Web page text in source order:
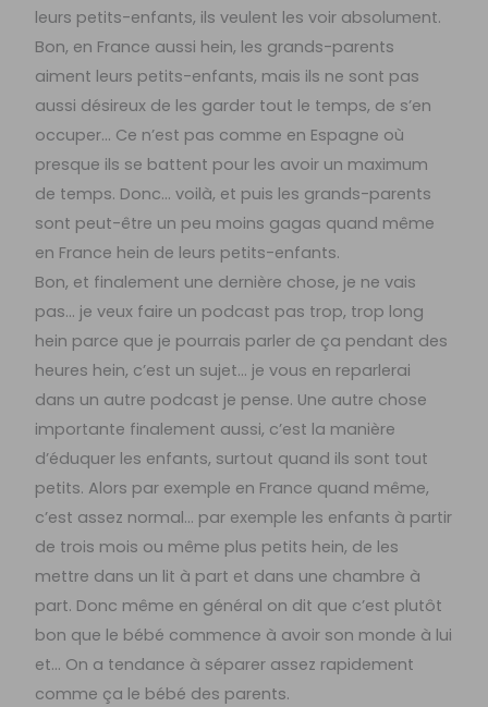
leurs petits-enfants, ils veulent les voir absolument.
Bon, en France aussi hein, les grands-parents
aiment leurs petits-enfants, mais ils ne sont pas
aussi désireux de les garder tout le temps, de s’en
occuper… Ce n’est pas comme en Espagne où
presque ils se battent pour les avoir un maximum
de temps. Donc… voilà, et puis les grands-parents
sont peut-être un peu moins gagas quand même
en France hein de leurs petits-enfants.
Bon, et finalement une dernière chose, je ne vais
pas… je veux faire un podcast pas trop, trop long
hein parce que je pourrais parler de ça pendant des
heures hein, c’est un sujet… je vous en reparlerai
dans un autre podcast je pense. Une autre chose
importante finalement aussi, c’est la manière
d’éduquer les enfants, surtout quand ils sont tout
petits. Alors par exemple en France quand même,
c’est assez normal… par exemple les enfants à partir
de trois mois ou même plus petits hein, de les
mettre dans un lit à part et dans une chambre à
part. Donc même en général on dit que c’est plutôt
bon que le bébé commence à avoir son monde à lui
et… On a tendance à séparer assez rapidement
comme ça le bébé des parents.